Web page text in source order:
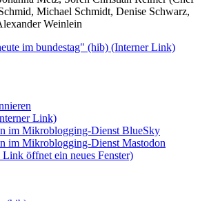
Michael Schmidt, Denise Schwarz,
Weinlein
im bundestag" (hib) (Interner Link)
Link)
im Mikroblogging-Dienst BlueSky
im Mikroblogging-Dienst Mastodon
öffnet ein neues Fenster)